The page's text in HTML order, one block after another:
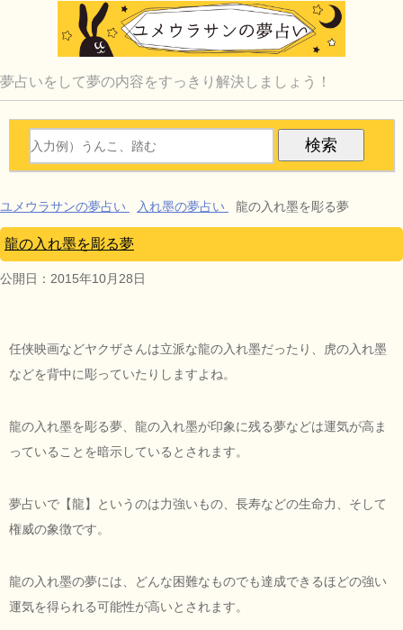
夢占いをして夢の内容をすっきり解決しましょう！
ユメウラサンの夢占い 入れ墨の夢占い 龍の入れ墨を彫る夢
龍の入れ墨を彫る夢
公開日： 2015年10月28日
任侠映画などヤクザさんは立派な龍の入れ墨だったり、虎の入れ墨
などを背中に彫っていたりしますよね。
龍の入れ墨を彫る夢、龍の入れ墨が印象に残る夢などは運気が高ま
っていることを暗示しているとされます。
夢占いで【龍】というのは力強いもの、長寿などの生命力、そして
権威の象徴です。
龍の入れ墨の夢には、どんな困難なものでも達成できるほどの強い
運気を得られる可能性が高いとされます。